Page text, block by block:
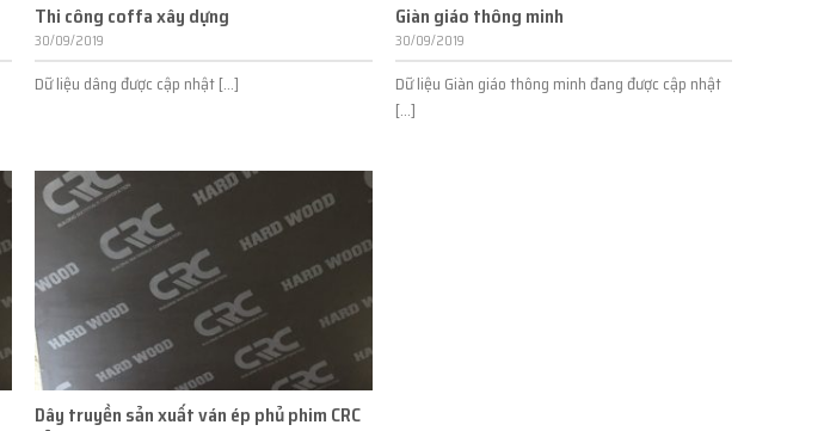
Thi công coffa xây dựng
30/09/2019
Dữ liệu dâng được cập nhật [...]
Giàn giáo thông minh
30/09/2019
Dữ liệu Giàn giáo thông minh đang được cập nhật
[...]
Dây truyền sản xuất ván ép phủ phim CRC